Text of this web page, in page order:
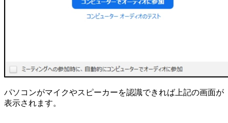
パソコンがマイクやスピーカーを認識できれば上記の画面が
表示されます。